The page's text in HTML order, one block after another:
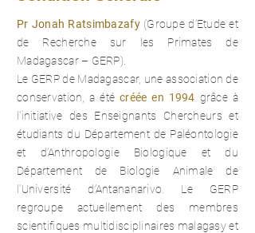
Pr Jonah Ratsimbazafy(Groupe d’Etude et
de Recherche sur les Primates de
Madagascar – GERP).
Le GERP de Madagascar, une association de
conservation, a étécréée en 1994 grâce à
l’initiative des Enseignants Chercheurs et
étudiants du Département de Paléontologie
et d’Anthropologie Biologique et du
Département de Biologie Animale de
l’Université d’Antananarivo. Le GERP
regroupe actuellement des membres
scientifiques multidisciplinaires malagasy et